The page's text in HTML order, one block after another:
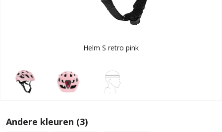
Helm S retro pink
Andere kleuren (3)